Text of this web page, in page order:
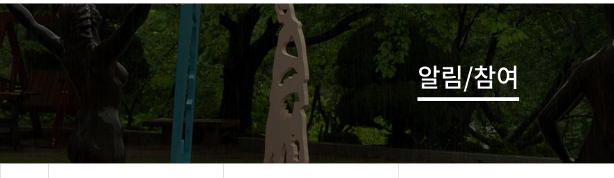
알림/참여